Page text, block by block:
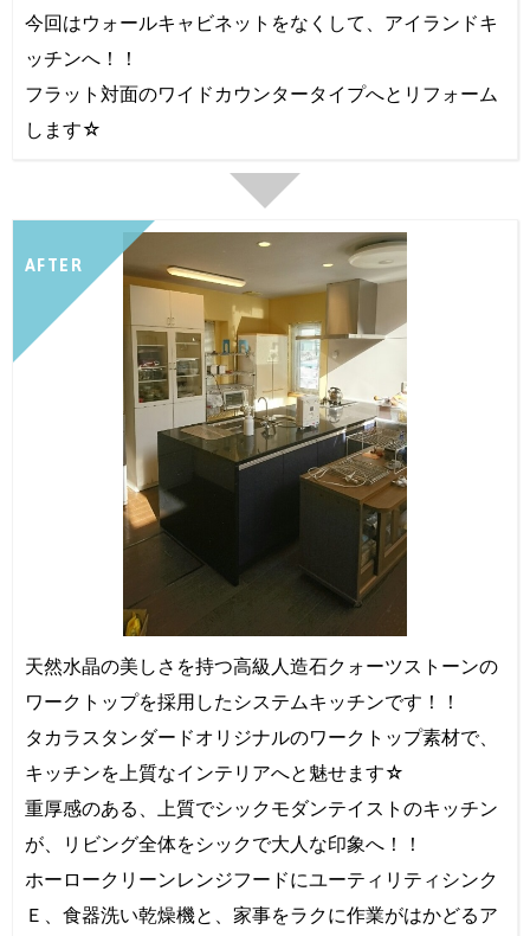
今回はウォールキャビネットをなくして、アイランドキ
ッチンへ！！
フラット対面のワイドカウンタータイプへとリフォーム
します☆
AFTER
天然水晶の美しさを持つ高級人造石クォーツストーンの
ワークトップを採用したシステムキッチンです！！
タカラスタンダードオリジナルのワークトップ素材で、
キッチンを上質なインテリアへと魅せます☆
重厚感のある、上質でシックモダンテイストのキッチン
が、リビング全体をシックで大人な印象へ！！
ホーロークリーンレンジフードにユーティリティシンク
Ｅ、食器洗い乾燥機と、家事をラクに作業がはかどるア